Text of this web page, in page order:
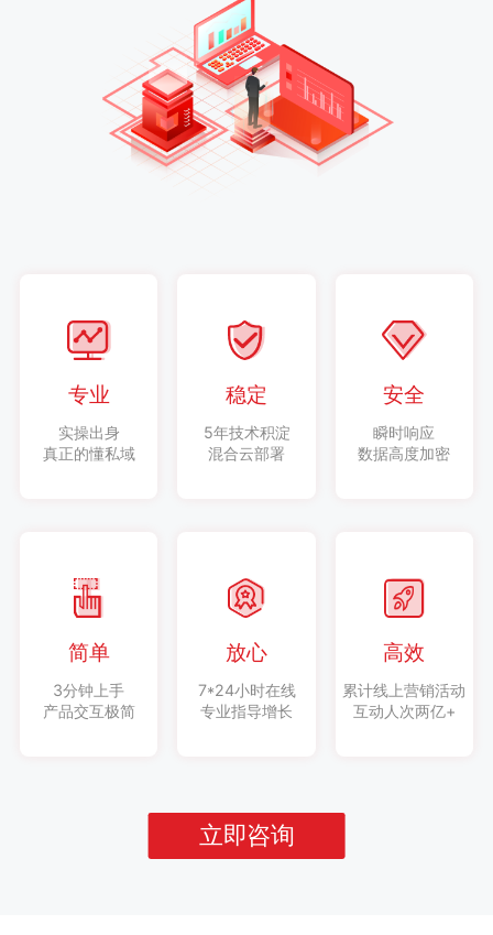
专业
实操出身
真正的懂私域
稳定
5年技术积淀
混合云部署
安全
瞬时响应
数据高度加密
简单
3分钟上手
产品交互极简
放心
7*24小时在线
专业指导增长
高效
累计线上营销活动
互动人次两亿+
立即咨询